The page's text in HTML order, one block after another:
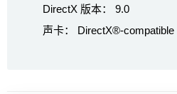
DirectX 版本： 9.0
声卡： DirectX®-compatible